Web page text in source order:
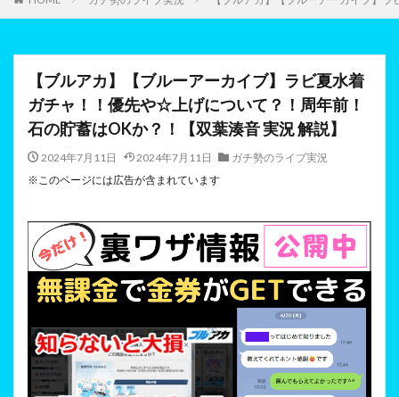
【ブルアカ】【ブルーアーカイブ】ラビ夏水着
ガチャ！！優先や☆上げについて？！周年前！
石の貯蓄はOKか？！【双葉湊音 実況 解説】
2024年7月11日 2024年7月11日
ガチ勢のライブ実況
※このページには広告が含まれています